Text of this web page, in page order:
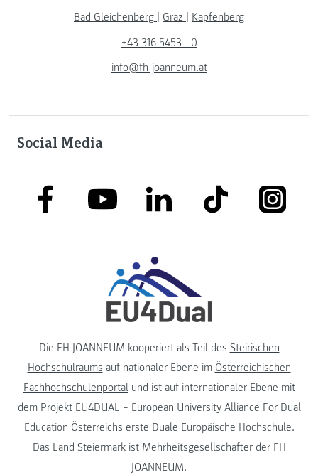
Bad Gleichenberg
Graz
Kapfenberg
+43 316 5453 - 0
info@fh-joanneum.at
Social Media
link to facebooklink to youtubelink to linkedinlink to tiktok
Die FH JOANNEUM kooperiert als Teil des Steirischen
Hochschulraums auf nationaler Ebene im Österreichischen
Fachhochschulenportalund ist auf internationaler Ebene mit
dem Projekt EU4DUAL – European University Alliance For Dual
Education Österreichs erste Duale Europäische Hochschule.
Das Land Steiermarkist Mehrheitsgesellschafter der FH
JOANNEUM.